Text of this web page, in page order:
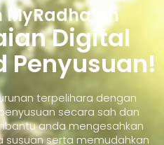
Digital
Penyusuan!
terpelihara dengan
secara sah dan
anda mengesahkan
susuan serta memudahkan